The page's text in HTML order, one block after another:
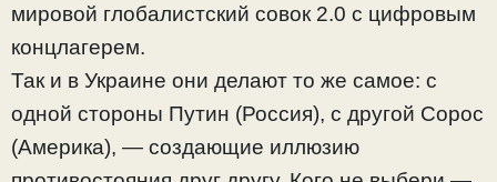
мировой глобалистский совок 2.0 с цифровым
концлагерем.
Так и в Украине они делают то же самое: с
одной стороны Путин (Россия), с другой Сорос
(Америка), — создающие иллюзию